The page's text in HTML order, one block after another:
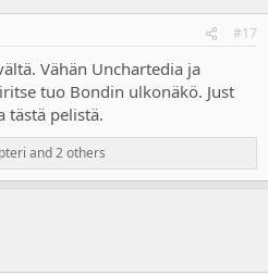
#17
Vähän Unchartedia ja
tuo Bondin ulkonäkö. Just
tästä pelistä.
and 2 others